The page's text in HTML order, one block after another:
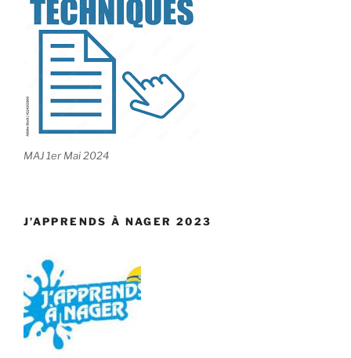
MAJ 1er Mai 2024
J’APPRENDS À NAGER 2023